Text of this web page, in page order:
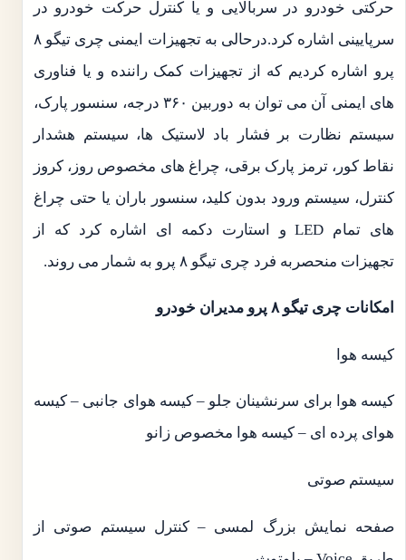
حرکتی خودرو در سربالایی و یا کنترل حرکت خودرو در
سرپایینی اشاره کرد.درحالی به تجهیزات ایمنی چری تیگو ۸
پرو اشاره کردیم که از تجهیزات کمک راننده و یا فناوری
های ایمنی آن می توان به دوربین ۳۶۰ درجه، سنسور پارک،
سیستم نظارت بر فشار باد لاستیک ها، سیستم هشدار
نقاط کور، ترمز پارک برقی، چراغ های مخصوص روز، کروز
کنترل، سیستم ورود بدون کلید، سنسور باران یا حتی چراغ
های تمام LED و استارت دکمه ای اشاره کرد که از
تجهیزات منحصربه فرد چری تیگو ۸ پرو به شمار می روند.
امکانات چری تیگو ۸ پرو مدیران خودرو
کیسه هوا
کیسه هوا برای سرنشینان جلو – کیسه هوای جانبی – کیسه
هوای پرده ای – کیسه هوا مخصوص زانو
سیستم صوتی
صفحه نمایش بزرگ لمسی – کنترل سیستم صوتی از